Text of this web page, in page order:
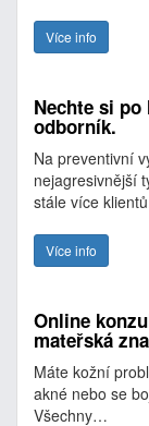
Více info
Nechte si
odborník.
Na preventivní
nejagresivnější
stále více
Více info
Online
mateřská
Máte kožní
akné nebo se
Všechny…